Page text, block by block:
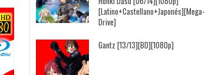
[Latino+Castellano+Japonés][Mega-
Drive]
Gantz [13/13][BD][1080p]